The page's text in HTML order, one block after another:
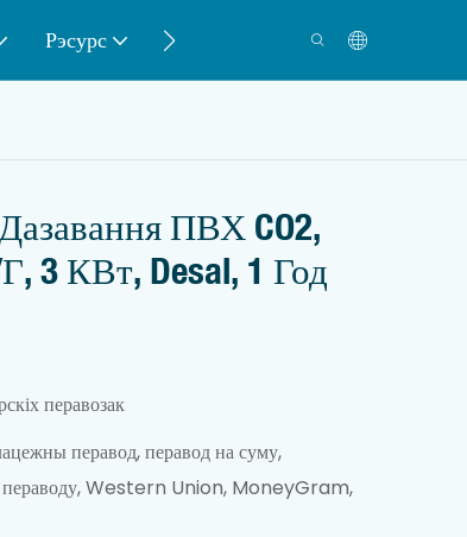
Рэсурс Кантакт
ПВХ CO2,
3 КВт, Desal, 1 Год
перавозак
перавод, перавод на суму,
пераводу, Western Union, MoneyGram,
фільтр-